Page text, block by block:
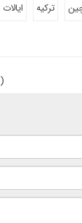
ترکیه